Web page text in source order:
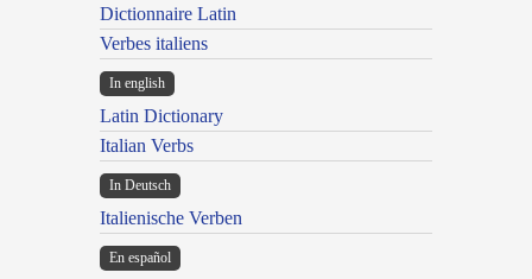
Dictionnaire Latin
Verbes italiens
In english
Latin Dictionary
Italian Verbs
In Deutsch
Italienische Verben
En español